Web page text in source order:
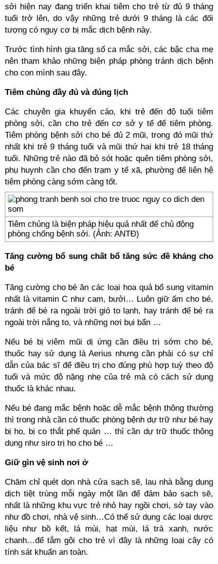
sởi hiện nay đang triển khai tiêm cho trẻ từ đủ 9 tháng
tuổi trở lên, do vậy những trẻ dưới 9 tháng là các đối
tượng có nguy cơ bị mắc dịch bệnh này.
Trước tình hình gia tăng số ca mắc sởi, các bậc cha mẹ
nên tham khảo những biện pháp phòng tránh dịch bệnh
cho con mình sau đây.
Tiêm chủng đầy đủ và đúng lịch
Các chuyên gia khuyến cáo, khi trẻ đến độ tuổi tiêm
phòng sởi, cần cho trẻ đến cơ sở y tế để tiêm phòng.
Tiêm phòng bệnh sởi cho bé đủ 2 mũi, trong đó mũi thứ
nhất khi trẻ 9 tháng tuổi và mũi thứ hai khi trẻ 18 tháng
tuổi. Những trẻ nào đã bỏ sót hoặc quên tiêm phòng sởi,
phụ huynh cần cho đến trạm y tế xã, phường để liên hệ
tiêm phòng càng sớm càng tốt.
Tiêm chủng là biện pháp hiệu quả nhất để chủ động
phòng chống bệnh sởi. (Ảnh: ANTĐ)
Tăng cường bổ sung chất bổ tăng sức đề kháng cho
bé
Tăng cường cho bé ăn các loại hoa quả bổ sung vitamin
nhất là vitamin C như cam, bưởi… Luôn giữ ấm cho bé,
tránh để bé ra ngoài trời gió to lạnh, hay tránh để bé ra
ngoài trời nắng to, và những nơi bụi bẩn …
Nếu bé bị viêm mũi dị ứng cần điều trị sớm cho bé,
thuốc hay sử dụng là Aerius nhưng cần phải có sự chỉ
dẫn của bác sĩ để điều trị cho đúng phù hợp tuỳ theo độ
tuổi và mức độ nặng nhẹ của trẻ mà có cách sử dụng
thuốc là khác nhau.
Nếu bé đang mắc bệnh hoặc dễ mắc bệnh thông thường
thì trong nhà cần có thuốc phòng bệnh dự trữ như bé hay
bị ho, bị co thắt phế quản … thì cần dự trữ thuốc thông
dụng như siro trị ho cho bé …
Giữ gìn vệ sinh nơi ở
Chăm chỉ quét dọn nhà cửa sạch sẽ, lau nhà bằng dung
dịch tiệt trùng mỗi ngày một lần để đảm bảo sạch sẽ,
nhất là những khu vực trẻ nhỏ hay ngồi chơi, sờ tay vào
như đồ chơi, nhà vệ sinh…Có thể sử dụng các loại dược
liệu như bồ kết, lá mùi, hạt mùi, lá trà xanh, nước
chanh…để tắm gội cho trẻ vì đây là những loại cây có
tính sát khuẩn an toàn.